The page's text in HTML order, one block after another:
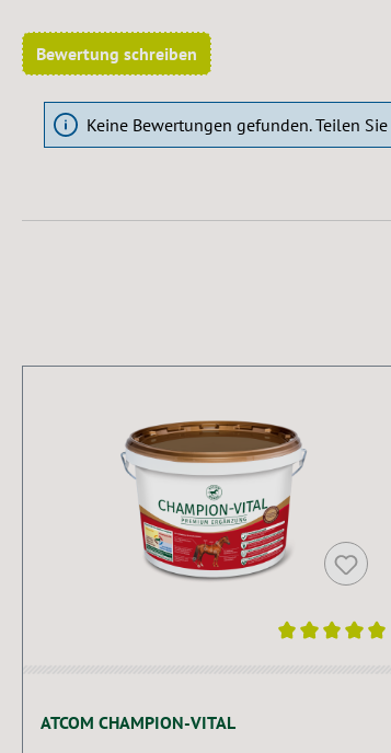
Bewertung schreiben
Keine Bewertungen gefunden. Teilen
ATCOM CHAMPION-VITAL